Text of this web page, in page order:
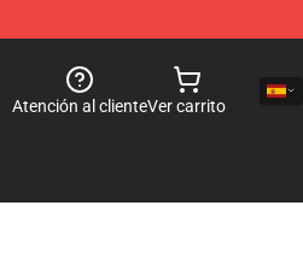
Atención al clienteVer carrito